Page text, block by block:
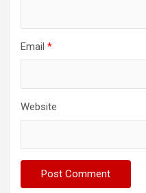
Email *
Website